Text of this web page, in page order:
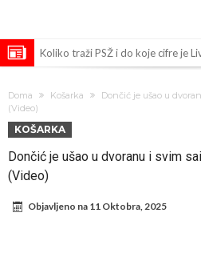
Koliko traži PSŽ i do koje cifre je
daleko”
Prva ponuda za Leaa – odbijena!
Zašto je nepoznati italijanski
Doma Košarka
Dončić je ušao u
(Video)
KOŠARKA
Dončić je ušao u dvoranu i svim
(Video)
Objavljeno na 11 Oktobra, 2025